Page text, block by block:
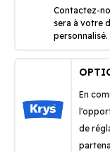
Contactez-
sera à votre
personnalisé.
En
de